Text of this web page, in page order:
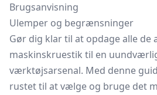
Brugsanvisning
Ulemper og begrænsninger
Gør dig klar til at opdage alle de
maskinskruestik til en
værktøjsarsenal. Med denne
rustet til at vælge og bruge det